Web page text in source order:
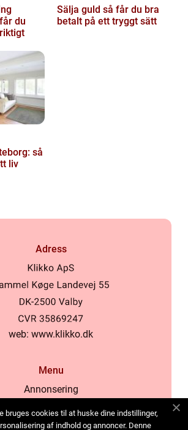
du
Sälja guld så får du bra
betalt på ett tryggt sätt
så
liv
Adress
web: www.klikko.dk
Menu
Annonsering
Cookies
bruges cookies til at huske dine indstillinger,
af indhold og annoncer. Denne